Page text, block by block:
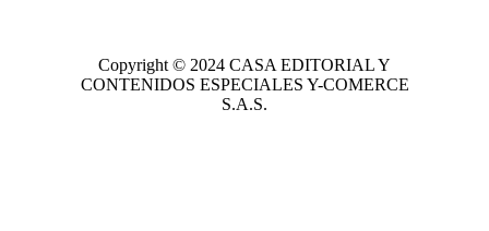
Copyright © 2024 CASA EDITORIALY
CONTENIDOS ESPECIALES Y-COMERCE
S.A.S.